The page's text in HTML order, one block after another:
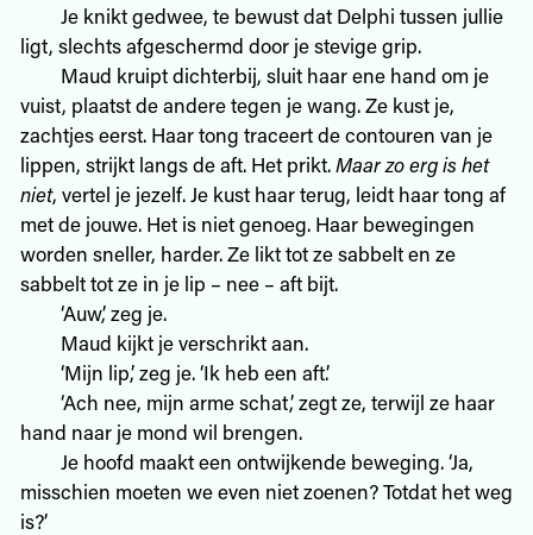
Je knikt gedwee, te bewust dat Delphi tussen jullie
ligt, slechts afgeschermd door je stevige grip.
Maud kruipt dichterbij, sluit haar ene hand om je
vuist, plaatst de andere tegen je wang. Ze kust je,
zachtjes eerst. Haar tong traceert de contouren van je
lippen, strijkt langs de aft. Het prikt.Maar zo erg is het
niet, vertel je jezelf. Je kust haar terug, leidt haar tong af
met de jouwe. Het is niet genoeg. Haar bewegingen
worden sneller, harder. Ze likt tot ze sabbelt en ze
sabbelt tot ze in je lip – nee – aft bijt.
‘Auw,’ zeg je.
Maud kijkt je verschrikt aan.
‘Mijn lip,’ zeg je. ‘Ik heb een aft.’
‘Ach nee, mijn arme schat,’ zegt ze, terwijl ze haar
hand naar je mond wil brengen.
Je hoofd maakt een ontwijkende beweging. ‘Ja,
misschien moeten we even niet zoenen? Totdat het weg
is?’